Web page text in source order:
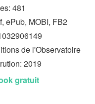
481
ePub, MOBI, FB2
de l'Observatoire
2019
gratuit